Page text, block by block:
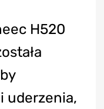
H520
uderzenia,